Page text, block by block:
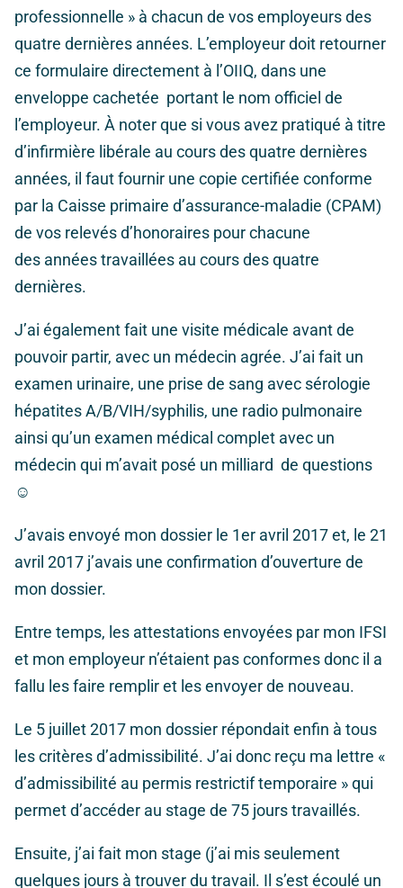
professionnelle » à chacun de vos employeurs des
quatre dernières années. L’employeur doit retourner
ce formulaire directement à l’OIIQ, dans une
enveloppe cachetée portant le nom officiel de
l’employeur. À noter que si vous avez pratiqué à titre
d’infirmière libérale au cours des quatre dernières
années, il faut fournir une copie certifiée conforme
par la Caisse primaire d’assurance-maladie (CPAM)
de vos relevés d’honoraires pour chacune
des années travaillées au cours des quatre
dernières.
J’ai également fait une visite médicale avant de
pouvoir partir, avec un médecin agrée. J’ai fait un
examen urinaire, une prise de sang avec sérologie
hépatites A/B/VIH/syphilis, une radio pulmonaire
ainsi qu’un examen médical complet avec un
médecin qui m’avait posé un milliard de questions
☺
J’avais envoyé mon dossier le 1er avril 2017 et, le 21
avril 2017 j’avais une confirmation d’ouverture de
mon dossier.
Entre temps, les attestations envoyées par mon IFSI
et mon employeur n’étaient pas conformes donc il a
fallu les faire remplir et les envoyer de nouveau.
Le 5 juillet 2017 mon dossier répondait enfin à tous
les critères d’admissibilité. J’ai donc reçu ma lettre «
d’admissibilité au permis restrictif temporaire » qui
permet d’accéder au stage de 75 jours travaillés.
Ensuite, j’ai fait mon stage (j’ai mis seulement
quelques jours à trouver du travail. Il s’est écoulé un